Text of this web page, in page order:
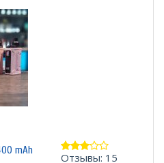
Отзывы: 15
mAh